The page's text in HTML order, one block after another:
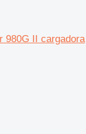
980G II cargadora